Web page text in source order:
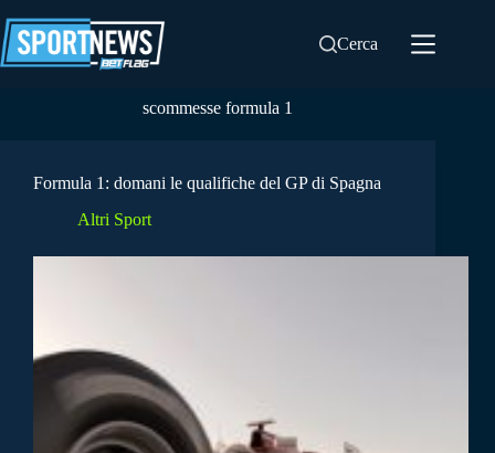
al
contenuto
Cerca
scommesse formula 1
Formula 1: domani le qualifiche del GP di Spagna
Altri Sport